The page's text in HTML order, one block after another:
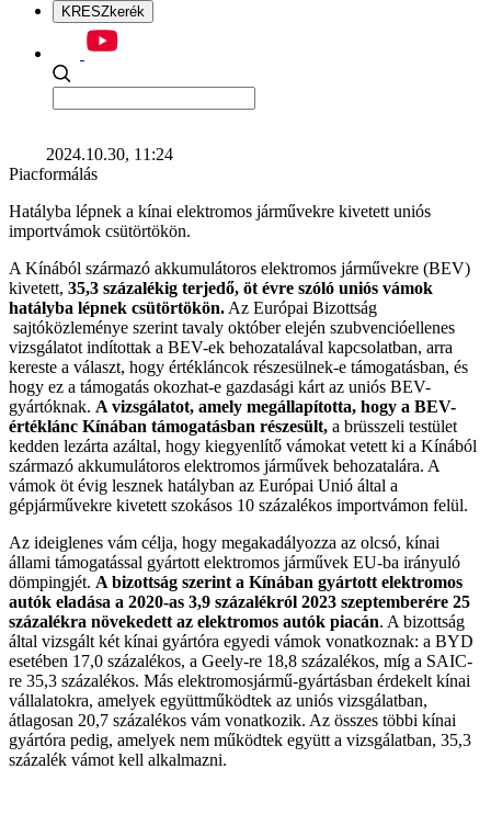
KRESZkerék
2024.10.30, 11:24
Piacformálás
Hatályba lépnek a kínai elektromos járművekre kivetett uniós
importvámok csütörtökön.
A Kínából származó akkumulátoros elektromos járművekre (BEV)
kivetett, 35,3 százalékig terjedő, öt évre szóló uniós vámok
hatályba lépnek csütörtökön. Az Európai Bizottság
sajtóközleménye szerint tavaly október elején szubvencióellenes
vizsgálatot indítottak a BEV-ek behozatalával kapcsolatban, arra
kereste a választ, hogy értékláncok részesülnek-e támogatásban, és
hogy ez a támogatás okozhat-e gazdasági kárt az uniós BEV-
gyártóknak. A vizsgálatot, amely megállapította, hogy a BEV-
értéklánc Kínában támogatásban részesült, a brüsszeli testület
kedden lezárta azáltal, hogy kiegyenlítő vámokat vetett ki a Kínából
származó akkumulátoros elektromos járművek behozatalára. A
vámok öt évig lesznek hatályban az Európai Unió által a
gépjárművekre kivetett szokásos 10 százalékos importvámon felül.
Az ideiglenes vám célja, hogy megakadályozza az olcsó, kínai
állami támogatással gyártott elektromos járművek EU-ba irányuló
dömpingjét. A bizottság szerint a Kínában gyártott elektromos
autók eladása a 2020-as 3,9 százalékról 2023 szeptemberére 25
százalékra növekedett az elektromos autók piacán. A bizottság
által vizsgált két kínai gyártóra egyedi vámok vonatkoznak: a BYD
esetében 17,0 százalékos, a Geely-re 18,8 százalékos, míg a SAIC-
re 35,3 százalékos. Más elektromosjármű-gyártásban érdekelt kínai
vállalatokra, amelyek együttműködtek az uniós vizsgálatban,
átlagosan 20,7 százalékos vám vonatkozik. Az összes többi kínai
gyártóra pedig, amelyek nem működtek együtt a vizsgálatban, 35,3
százalék vámot kell alkalmazni.